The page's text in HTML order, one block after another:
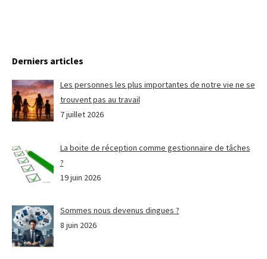
Derniers articles
Les personnes les plus importantes de notre vie ne se
trouvent pas au travail
7 juillet 2026
La boite de réception comme gestionnaire de tâches
?
19 juin 2026
Sommes nous devenus dingues ?
8 juin 2026